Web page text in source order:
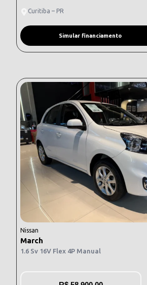
Curitiba – PR
Simular financiamento
Nissan
March
1.6 Sv 16V Flex 4P Manual